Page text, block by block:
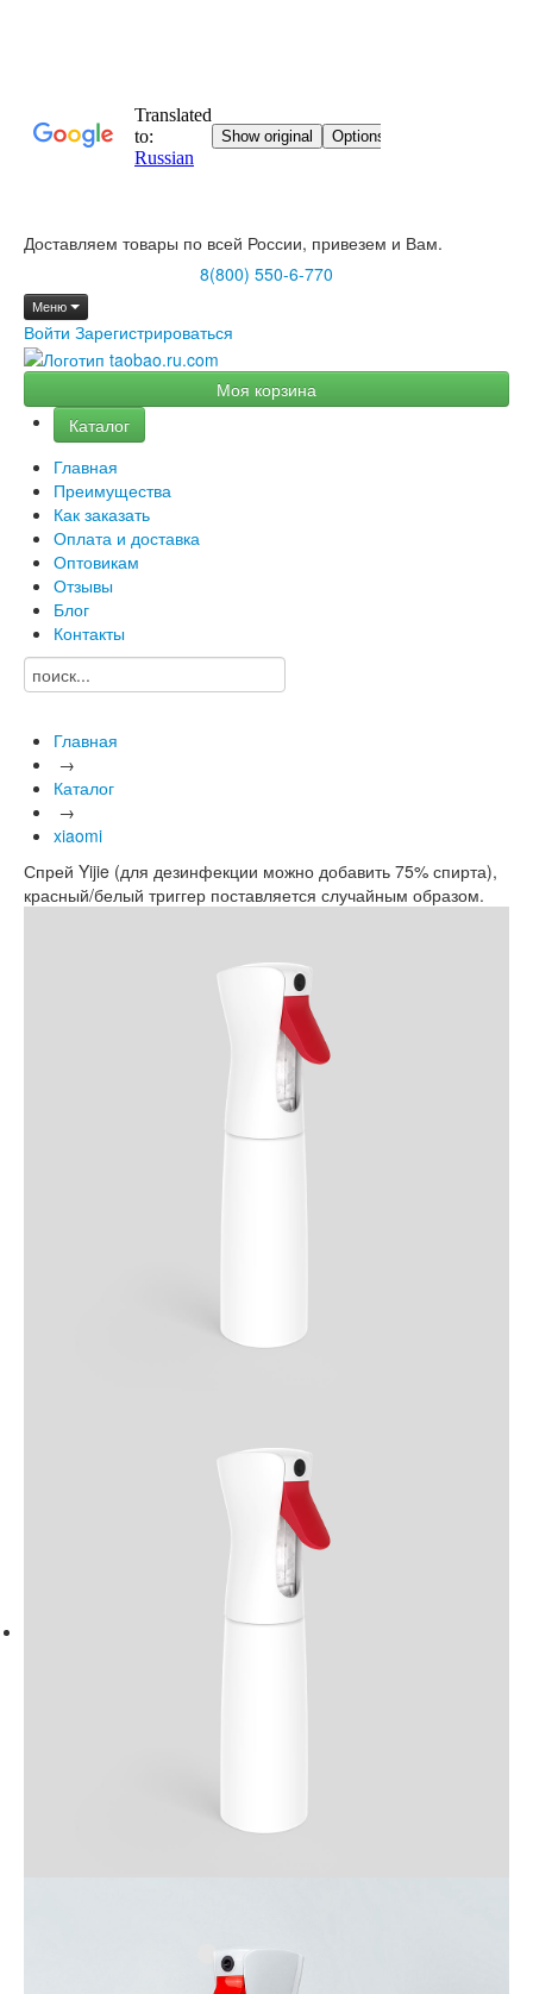
Доставляем товары по всей России, привезем и Вам.
8(800) 550-6-770
Меню
Войти Зарегистрироваться
Моя корзина
Каталог
Главная
Преимущества
Как заказать
Оплата и доставка
Оптовикам
Отзывы
Блог
Контакты
Главная
→
Каталог
→
xiaomi
Спрей Yijie (для дезинфекции можно добавить 75% спирта),
красный/белый триггер поставляется случайным образом.